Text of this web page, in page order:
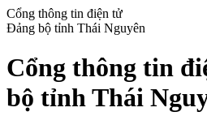
Cổng thông tin điện tử
Đảng bộ tỉnh Thái Nguyên
Cổng thông tin
bộ tỉnh Thái